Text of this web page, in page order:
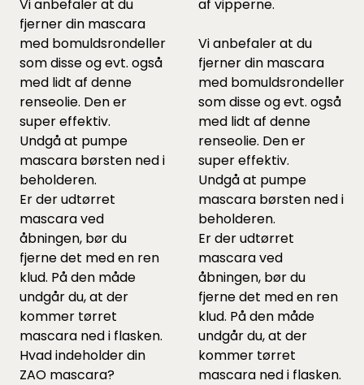
Vi anbefaler at du
fjerner din mascara
med bomuldsrondeller
somdisseog evt. også
med lidt af denne
renseolie. Den er
super effektiv.
Undgå at pumpe
mascara børsten ned i
beholderen.
Er der udtørret
mascara ved
åbningen, bør du
fjerne det med en ren
klud. På den måde
undgår du, at der
kommer tørret
mascara ned i flasken.
Hvad indeholder din
ZAO mascara?
af vipperne.
Vi anbefaler at du
fjerner din mascara
med bomuldsrondeller
somdisseog evt. også
med lidt af denne
renseolie. Den er
super effektiv.
Undgå at pumpe
mascara børsten ned i
beholderen.
Er der udtørret
mascara ved
åbningen, bør du
fjerne det med en ren
klud. På den måde
undgår du, at der
kommer tørret
mascara ned i flasken.